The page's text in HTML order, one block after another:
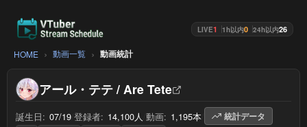
LIVE1 1h以内0 24h以内26
HOME 動画一覧 動画統計
アール・テテ / Are Tete
誕生日: 07/19 登録者: 14,100人 動画: 1,195本
統計データ